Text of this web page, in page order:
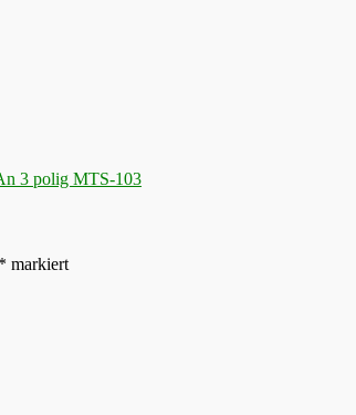
3 polig MTS-103
* markiert